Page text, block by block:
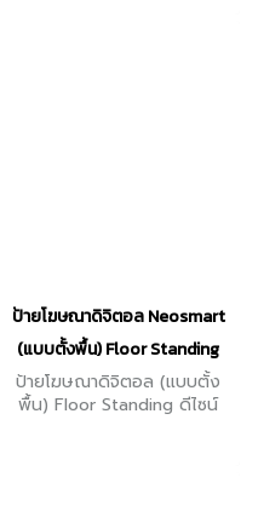
ป้ายโฆษณาดิจิตอล Neosmart
(แบบตั้งพื้น) Floor Standing
ป้ายโฆษณาดิจิตอล (แบบตั้ง
พื้น) Floor Standing ดีไซน์